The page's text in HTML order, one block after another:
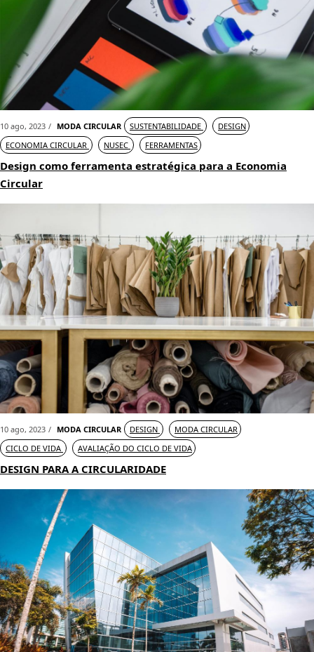
10 ago, 2023 MODA CIRCULAR SUSTENTABILIDADE
DESIGN
ECONOMIA CIRCULAR
NUSEC FERRAMENTAS
Design como ferramenta estratégica para a Economia
Circular
10 ago, 2023 MODA CIRCULAR DESIGN
MODA CIRCULAR
CICLO DE VIDA
AVALIAÇÃO DO CICLO DE VIDA
DESIGN PARA A CIRCULARIDADE